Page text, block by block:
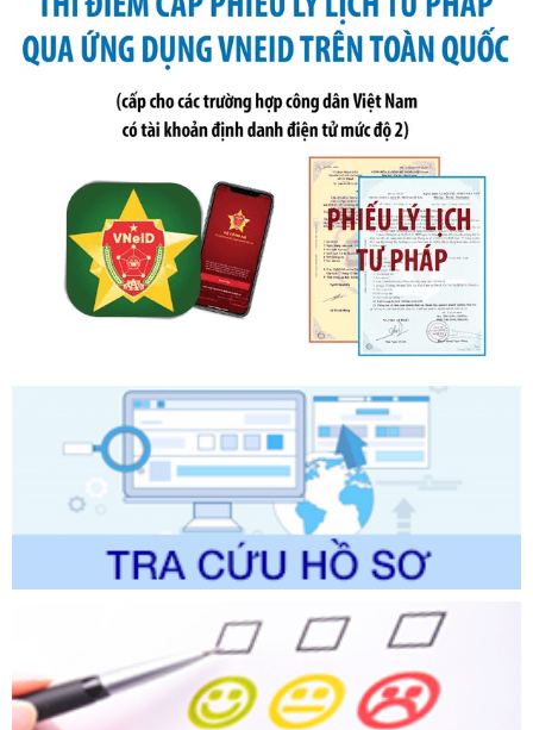
Số kí hiệu:291/2026/NĐ-CP
Tên: Nghị định số 291/2026/NĐ-CP của Chính phủ: Sửa
đổi, bổ sung một số điều của Nghị định số 125/2020/NĐ-СР
ngày 19 tháng 10 năm 2020 của Chính phủ quy định xử
phạt vi phạm hành chính về thuế, hóa đơn được sửa đổi, bổ
sung bởi Nghị định số 102/2021/NĐ-CP
Số kí hiệu: 2303/QĐ-UBND
Tên: Quyết định công bố Danh mục thủ tục hành chính mới
ban hành, được sửa đổi, bổ sung, bị bãi bỏ và phê duyệt
Quy trình nội bộ, quy trình điện tử giải quyết thủ tục hành
chính trong một số lĩnh vực thuộc phạm vi chức năng quản
lý của Sở Văn hóa, Thể tha
Tên: Quyết định công bố Danh mục thủ tục hành chính
được sửa đổi, bổ sung và phê duyệt Quy trình nội bộ, quy
trình điện tử giải quyết thủ tục hành chính trong lĩnh vực Du
lịch thuộc phạm vi chức năng quản lý của Sở Văn hóa, Thể
thao và Du lịch
Ngày ban hành: 01/06/2026
Số kí hiệu:2310/QĐ-UBND
Tên: Về việc công bố Danh mục thủ tục hành chính sửa
đổi, bổ sung và phê duyệt Quy trình nội bộ, quy trình điện tử
trong giải quyết thủtục hành chính lĩnh vực biến đổi khí hậu
thuộc phạm vi giải quyết của Sở Nông nghiệp và Môi
trường
Ngày ban hành: 01/06/2026